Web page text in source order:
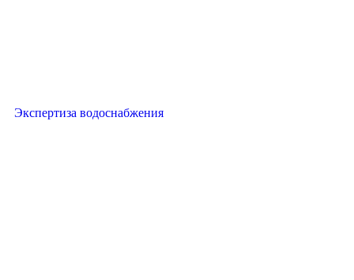
Экспертиза водоснабжения